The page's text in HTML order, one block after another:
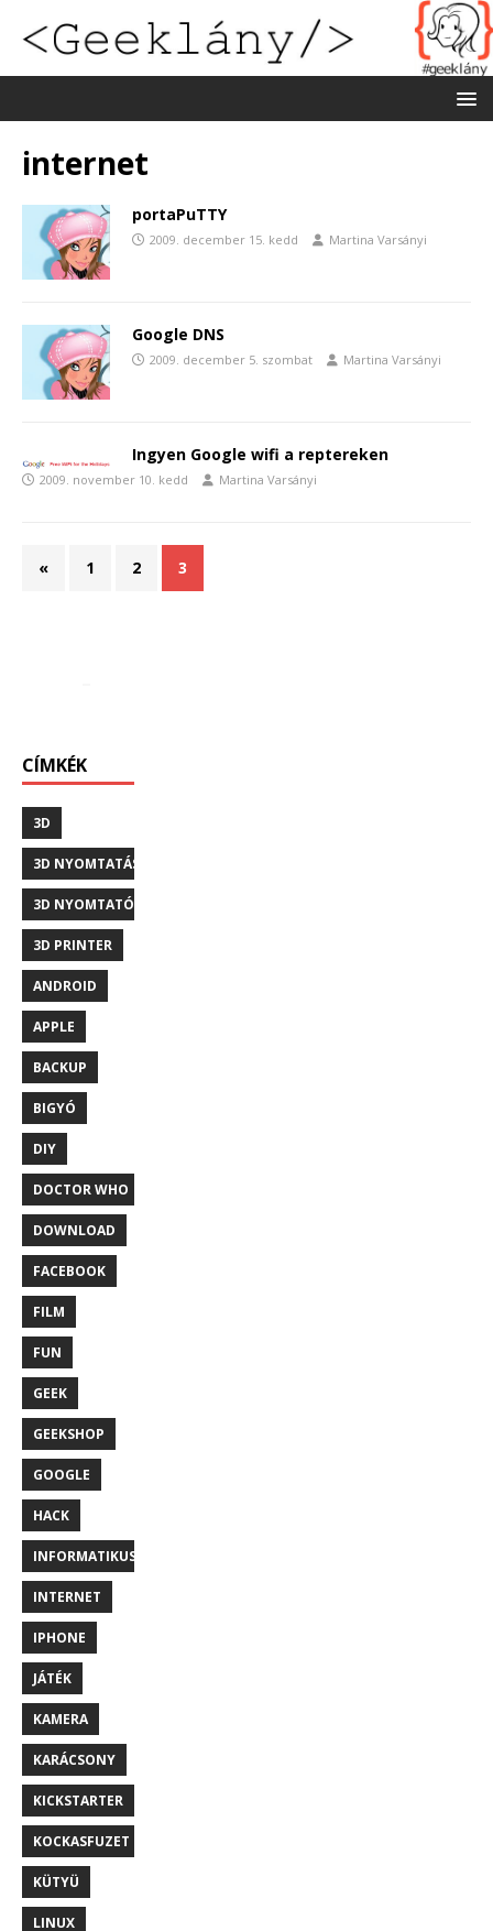
internet
portaPuTTY
2009. december 15. kedd Martina Varsányi
Google DNS
2009. december 5. szombat Martina Varsányi
Ingyen Google wifi a reptereken
2009. november 10. kedd Martina Varsányi
« 1 2 3
CÍMKÉK
3D
3D NYOMTATÁS
3D NYOMTATÓ
3D PRINTER
ANDROID
APPLE
BACKUP
BIGYÓ
DIY
DOCTOR WHO
DOWNLOAD
FACEBOOK
FILM
FUN
GEEK
GEEKSHOP
GOOGLE
HACK
INFORMATIKUS
INTERNET
IPHONE
JÁTÉK
KAMERA
KARÁCSONY
KICKSTARTER
KOCKASFUZET
KÜTYÜ
LINUX